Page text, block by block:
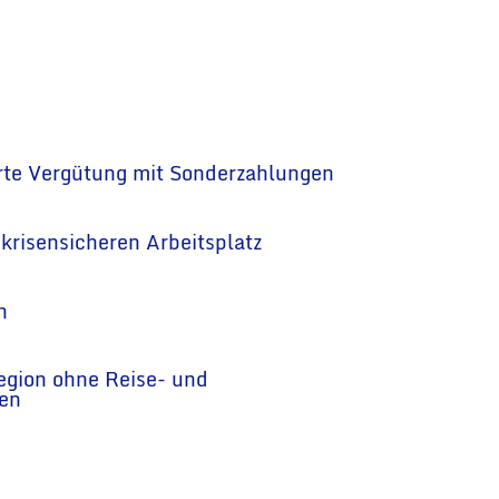
Vergütung mit Sonderzahlungen
Arbeitsplatz
ohne Reise- und